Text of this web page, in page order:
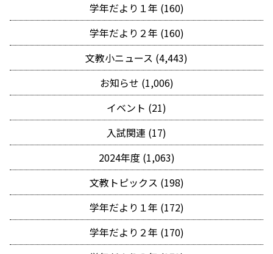
学年だより１年 (160)
学年だより２年 (160)
文教小ニュース (4,443)
お知らせ (1,006)
イベント (21)
入試関連 (17)
2024年度 (1,063)
文教トピックス (198)
学年だより１年 (172)
学年だより２年 (170)